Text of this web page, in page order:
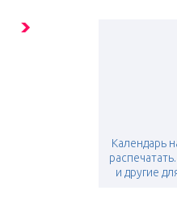
Календарь
и другие